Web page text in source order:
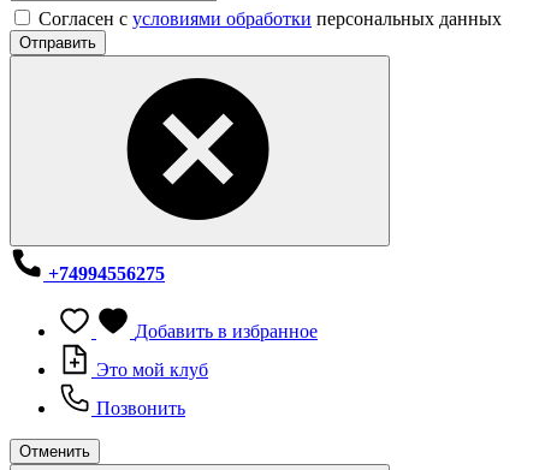
Согласен с условиями обработки персональных данных
Отправить
+74994556275
Добавить в избранное
Это мой клуб
Позвонить
Отменить